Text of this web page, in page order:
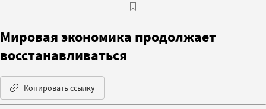
Мировая экономика продолжает
восстанавливаться
Копировать ссылку